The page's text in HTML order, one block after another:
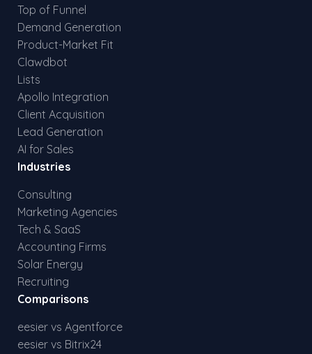
Top of Funnel
Demand Generation
Product-Market Fit
Clawdbot
Lists
Apollo Integration
Client Acquisition
Lead Generation
AI for Sales
Industries
Consulting
Marketing Agencies
Tech & SaaS
Accounting Firms
Solar Energy
Recruiting
Comparisons
eesier vs Agentforce
eesier vs Bitrix24